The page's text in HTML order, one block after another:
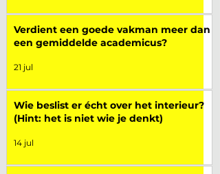
Verdient een goede vakman meer dan
een gemiddelde academicus?
21 jul
Wie beslist er écht over het interieur?
(Hint: het is niet wie je denkt)
14 jul